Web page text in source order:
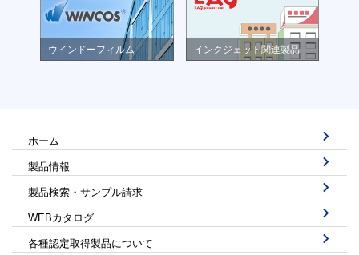
ウインドーフィルム インクジェット関連製品
ホーム
製品情報
製品検索・サンプル請求
WEBカタログ
各種認定取得製品について